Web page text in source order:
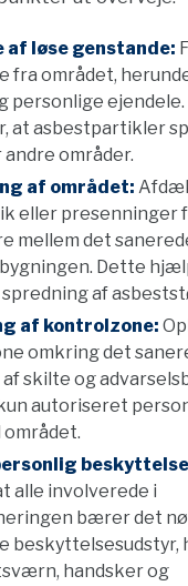
af løse genstande:
fra området,
personlige
at asbestpartikler
områder.
af området:
eller presenninger
mellem det
Dette
af
af kontrolzone:
omkring det
skilte og
autoriseret
området.
alle involverede i
bærer det
beskyttelsesudstyr,
handsker og